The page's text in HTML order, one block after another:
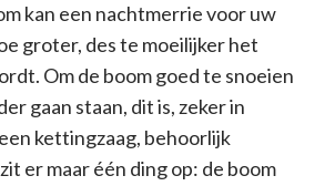
kan een nachtmerrie voor uw
groter, des te moeilijker het
Om de boom goed te snoeien
gaan staan, dit is, zeker in
kettingzaag, behoorlijk
er maar één ding op: de boom